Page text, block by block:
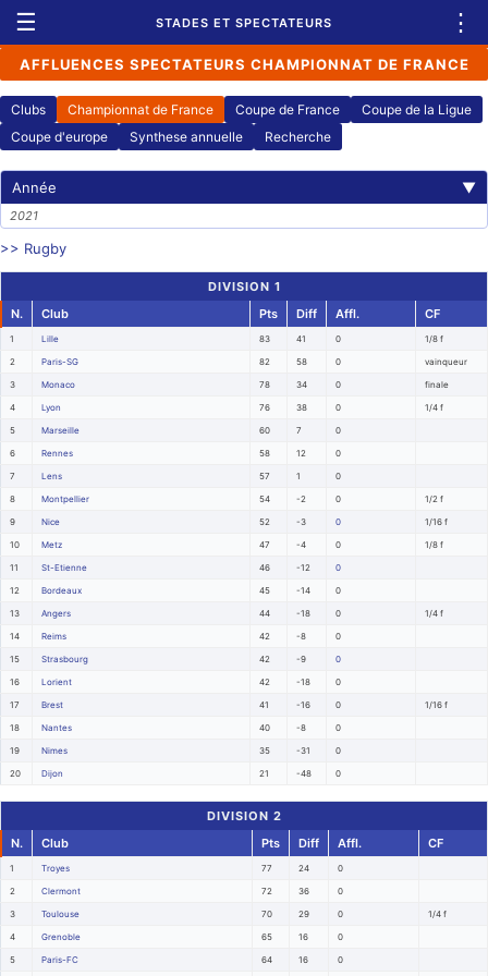
☰ STADES ET SPECTATEURS ⋮
AFFLUENCES SPECTATEURS CHAMPIONNAT DE FRANCE
Clubs Championnat de France Coupe de France
Coupe de la Ligue
Coupe d'europe
Synthese annuelle Recherche
Année ▼
2021
>> Rugby
DIVISION 1
N.
Club Pts Diff Affl. CF
1 Lille 83 41 0 1/8 f
2 Paris-SG 82 58 0 vainqueur
3 Monaco 78 34 0 finale
4 Lyon 76 38 0 1/4 f
5 Marseille 60 7 0
6 Rennes 58 12 0
7 Lens 57 1 0
8 Montpellier 54 -2 0 1/2 f
9 Nice 52 -3 0 1/16 f
10 Metz 47 -4 0 1/8 f
11 St-Etienne 46 -12 0
12 Bordeaux 45 -14 0
13 Angers 44 -18 0 1/4 f
14 Reims 42 -8 0
15 Strasbourg 42 -9 0
16 Lorient 42 -18 0
17 Brest 41 -16 0 1/16 f
18 Nantes 40 -8 0
19 Nimes 35 -31 0
20 Dijon 21 -48 0
DIVISION 2
N.
Club Pts Diff Affl. CF
1 Troyes 77 24 0
2 Clermont 72 36 0
3 Toulouse 70 29 0 1/4 f
4 Grenoble 65 16 0
5 Paris-FC 64 16 0